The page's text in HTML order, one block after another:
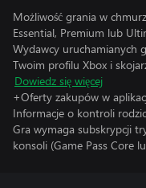
Możliwość grania w
Essential, Premium lub
Wydawcy uruchamianych
Twoim profilu Xbox i
Dowiedz się więcej
+Oferty zakupów w
Informacje o kontroli
Gra wymaga subskrypcji
konsoli (Game Pass Core